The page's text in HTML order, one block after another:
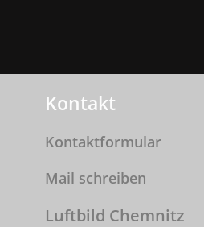
Kontakt
Kontaktformular
Mail schreiben
Luftbild Chemnitz